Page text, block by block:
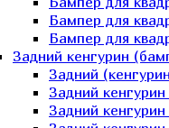
Бампер для
Бампер для
Задний кенгурин
Задний
Задний
Задний